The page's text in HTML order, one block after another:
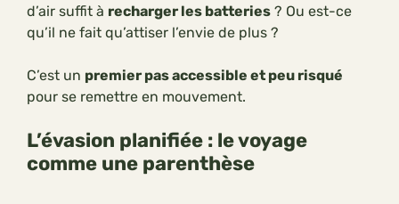
d’air suffit à recharger les batteries ? Ou est-ce
qu’il ne fait qu’attiser l’envie de plus ?
C’est un premier pas accessible et peu risqué
pour se remettre en mouvement.
L’évasion planifiée : le voyage
comme une parenthèse